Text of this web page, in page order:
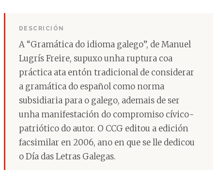
DESCRICIÓN
A “Gramática do idioma galego”, de Manuel
Lugrís Freire, supuxo unha ruptura coa
práctica ata entón tradicional de considerar
a gramática do español como norma
subsidiaria para o galego, ademais de ser
unha manifestación do compromiso cívico-
patriótico do autor. O CCG editou a edición
facsimilar en 2006, ano en que se lle dedicou
o Día das Letras Galegas.